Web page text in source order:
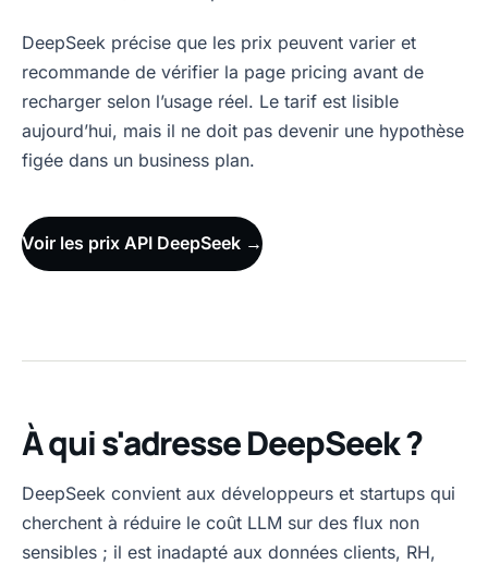
DeepSeek précise que les prix peuvent varier et
recommande de vérifier la page pricing avant de
recharger selon l’usage réel. Le tarif est lisible
aujourd’hui, mais il ne doit pas devenir une hypothèse
figée dans un business plan.
Voir les prix API DeepSeek →
À qui s'adresse DeepSeek ?
DeepSeek convient aux développeurs et startups qui
cherchent à réduire le coût LLM sur des flux non
sensibles ; il est inadapté aux données clients, RH,